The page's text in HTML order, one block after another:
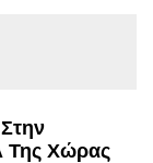
Της Χώρας